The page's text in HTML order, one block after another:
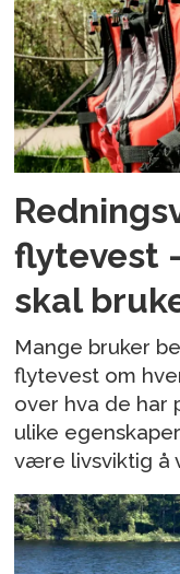
flytevest
skal
Mange bruker
flytevest om
over hva de har
ulike
være livsviktig å